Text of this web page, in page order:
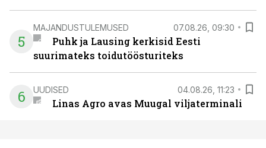
5
MAJANDUSTULEMUSED 07.08.26, 09:30
Puhk ja Lausing kerkisid Eesti
suurimateks toidutöösturiteks
6 UUDISED 04.08.26, 11:23
Linas Agro avas Muugal viljaterminali